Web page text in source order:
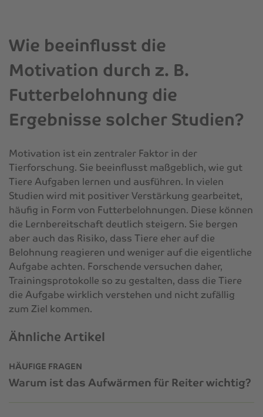
Ähnliche Artikel
HÄUFIGE FRAGEN
Warum ist das Aufwärmen für Reiter wichtig?
Wie beeinflusst die
Motivation durch z. B.
Futterbelohnung die
Ergebnisse solcher Studien?
Motivation ist ein zentraler Faktor in der
Tierforschung. Sie beeinflusst maßgeblich, wie gut
Tiere Aufgaben lernen und ausführen. In vielen
Studien wird mit positiver Verstärkung gearbeitet,
häufig in Form von Futterbelohnungen. Diese können
die Lernbereitschaft deutlich steigern. Sie bergen
aber auch das Risiko, dass Tiere eher auf die
Belohnung reagieren und weniger auf die eigentliche
Aufgabe achten. Forschende versuchen daher,
Trainingsprotokolle so zu gestalten, dass die Tiere
die Aufgabe wirklich verstehen und nicht zufällig
zum Ziel kommen.